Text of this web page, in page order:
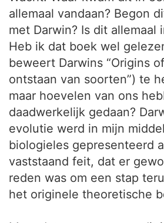
allemaal vandaan? Begon
met Darwin? Is dit allemaal
Heb ik dat boek wel
beweert Darwins “Origins
ontstaan van soorten”) te
maar hoevelen van ons
daadwerkelijk gedaan?
evolutie werd in mijn
biologieles gepresenteerd
vaststaand feit, dat er
reden was om een stap
het originele theoretische